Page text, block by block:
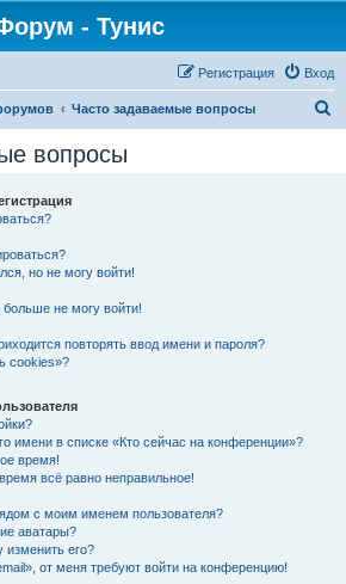
- Тунис
Вход
Регистрация
Часто задаваемые вопросы
вопросы
но не могу войти!
больше не могу войти!
повторять ввод имени и пароля?
cookies»?
имени в списке «Кто сейчас на конференции»?
время!
всё равно неправильное!
с моим именем пользователя?
аватары?
изменить его?
от меня требуют войти на конференцию!